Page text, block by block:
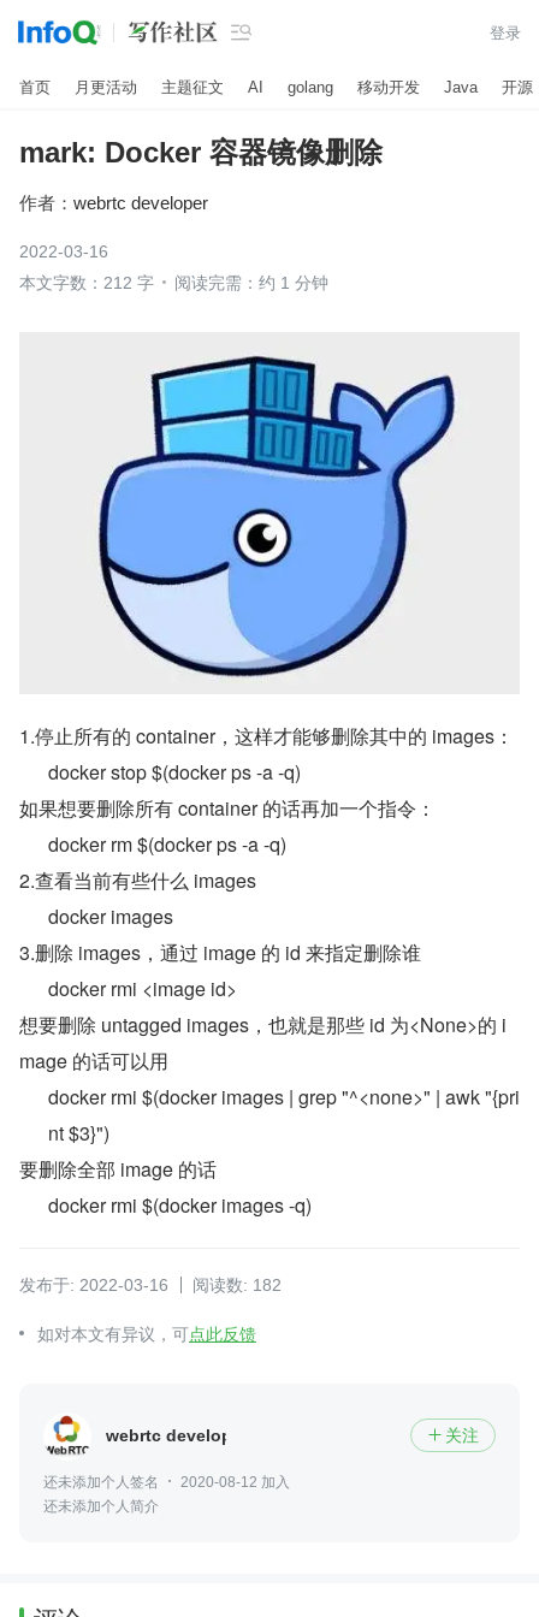
 登录
首页 月更活动 主题征文 AI golang 移动开发 Java 开源
mark: Docker 容器镜像删除
作者： webrtc developer
2022-03-16
本文字数：212 字
阅读完需：约 1 分钟
1.停止所有的 container，这样才能够删除其中的 images：
docker stop $(docker ps -a -q)
如果想要删除所有 container 的话再加一个指令：
docker rm $(docker ps -a -q)
2.查看当前有些什么 images
docker images
3.删除 images，通过 image 的 id 来指定删除谁
docker rmi <image id>
想要删除 untagged images，也就是那些 id 为<None>的 i
mage 的话可以用
docker rmi $(docker images | grep "^<none>" | awk "{pri
nt $3}")
要删除全部 image 的话
docker rmi $(docker images -q)
发布于: 2022-03-16 阅读数: 182
如对本文有异议，可点此反馈
webrtc developer  关注
还未添加个人签名
2020-08-12 加入
还未添加个人简介